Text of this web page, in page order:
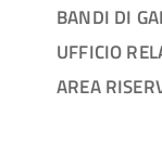
BANDI DI
UFFICIO
AREA